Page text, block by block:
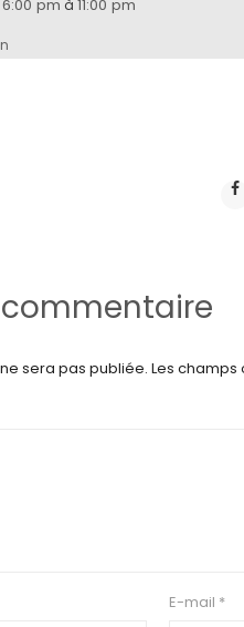
6:00 pm à 11:00 pm
commentaire
sera pas publiée. Les
E-mail *